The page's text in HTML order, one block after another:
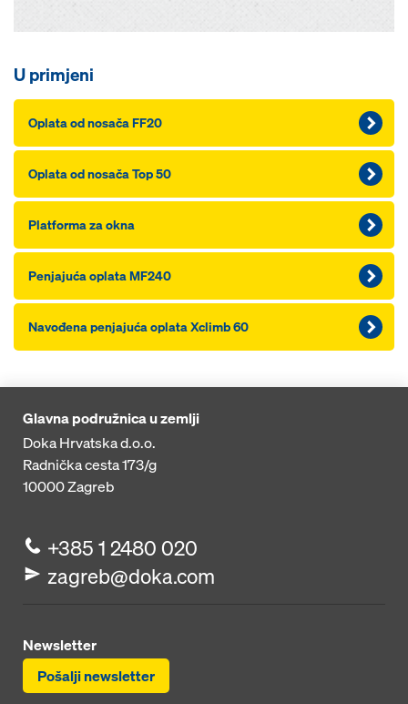
U primjeni
Oplata od nosača FF20
Oplata od nosača Top 50
Platforma za okna
Penjajuća oplata MF240
Navođena penjajuća oplata Xclimb 60
Glavna podružnica u zemlji
Doka Hrvatska d.o.o.
Radnička cesta 173/g
10000Zagreb
+385 1 2480 020
zagreb@doka.com
Newsletter
Pošalji newsletter